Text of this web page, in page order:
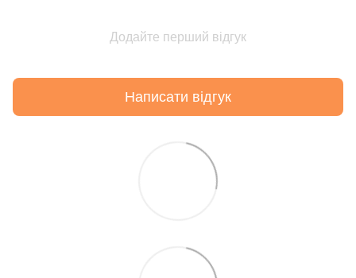
Додайте перший відгук
Написати відгук